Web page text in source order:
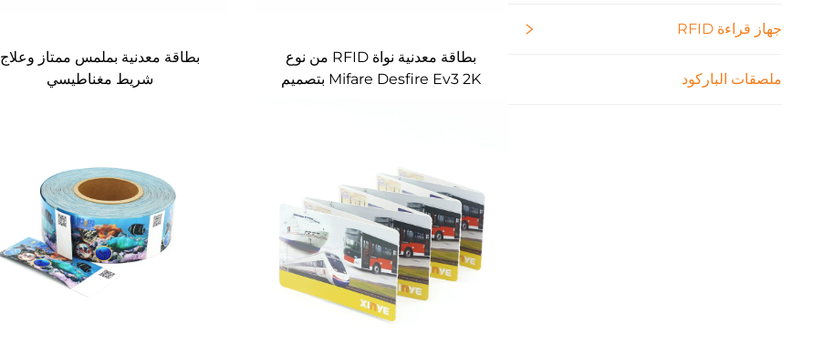
جهاز قراءة RFID
ملصقات الباركود
بطاقة معدنية نواة RFID من نوع
Mifare Desfire Ev3 2K بتصميم
بطاقة معدنية بملمس ممتاز وعلاج
شريط مغناطيسي